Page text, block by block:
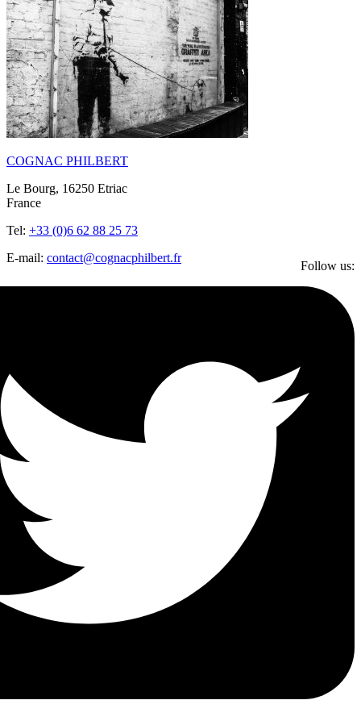
COGNAC PHILBERT
Le Bourg, 16250 Etriac
France
Tel: +33 (0)6 62 88 25 73
E-mail: contact@cognacphilbert.fr
Follow us: